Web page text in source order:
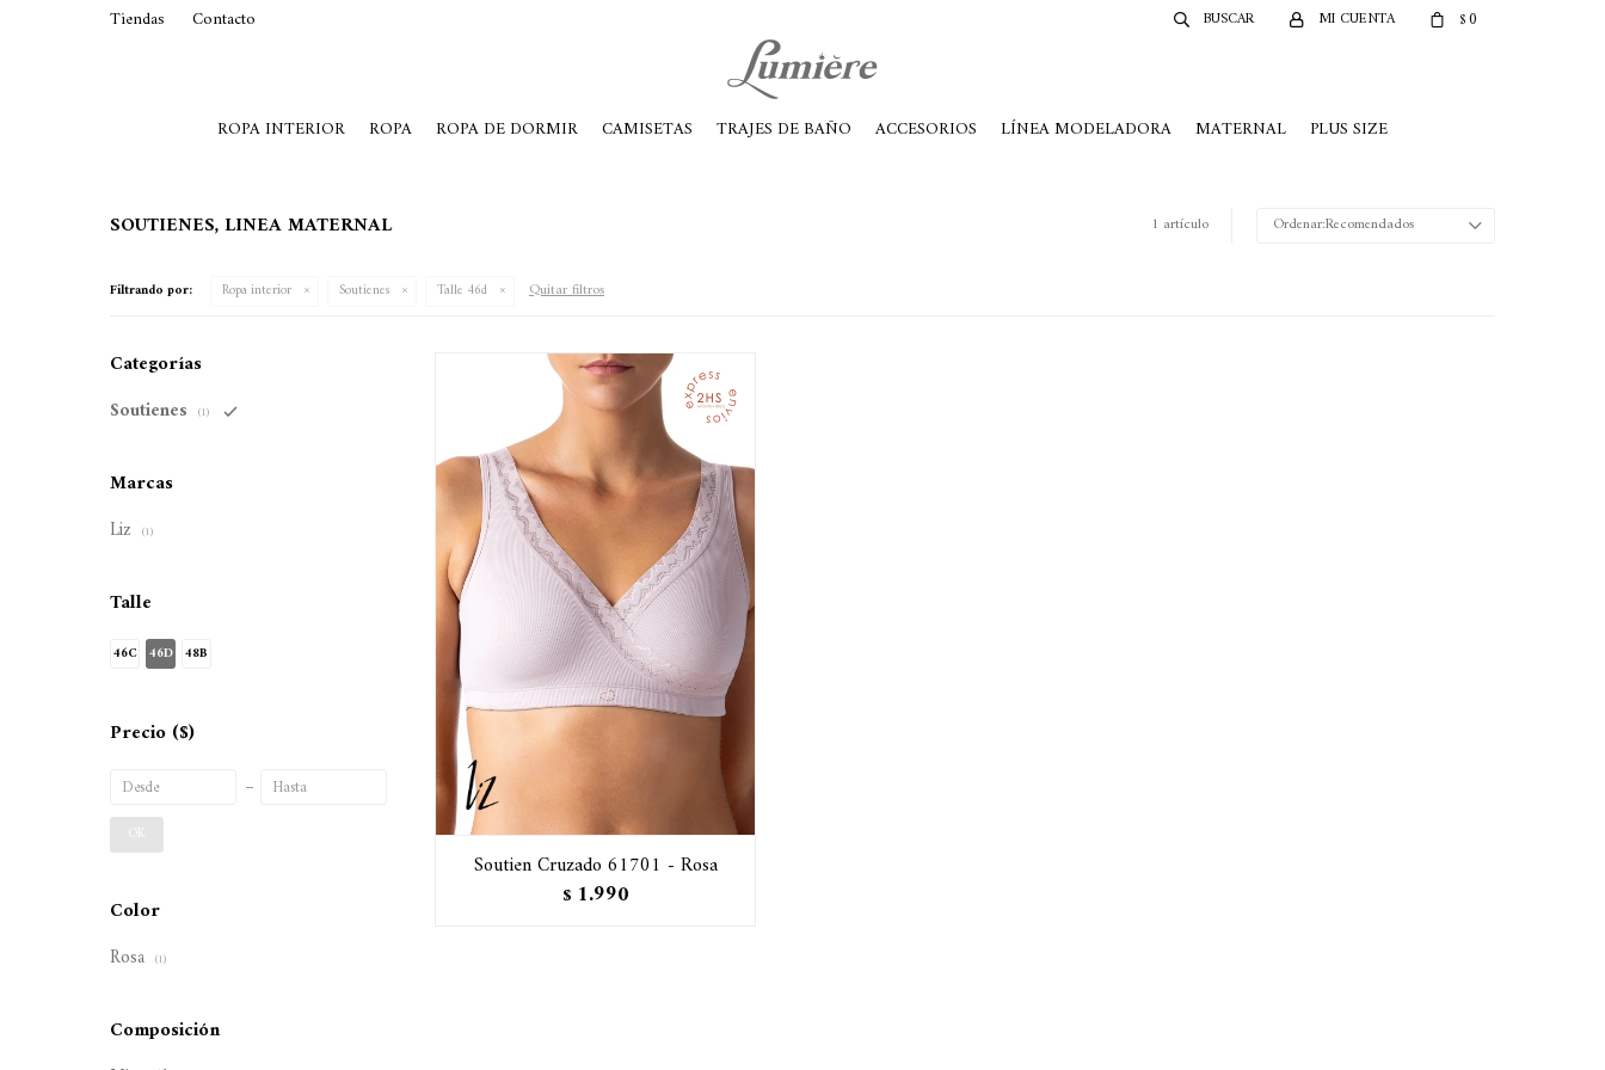
ROPA INTERIOR ROPA ROPA DE DORMIR CAMISETAS TRAJES DE BAÑO ACCESORIOS LÍNEA MODELADORA MATERNAL PLUS SIZE
$0
Tiendas Contacto
SOUTIENES, LINEA MATERNAL 1 artículo Recomendados
Filtrando por: Ropa interior Soutienes Talle 46d Quitar filtros
Soutien Cruzado 61701 - Rosa
$ 1.990
Categorías
Soutienes (1)
Marcas
Liz (1)
Talle
46C 46D 48B
Precio ($)
OK
Color
Rosa (1)
Composición